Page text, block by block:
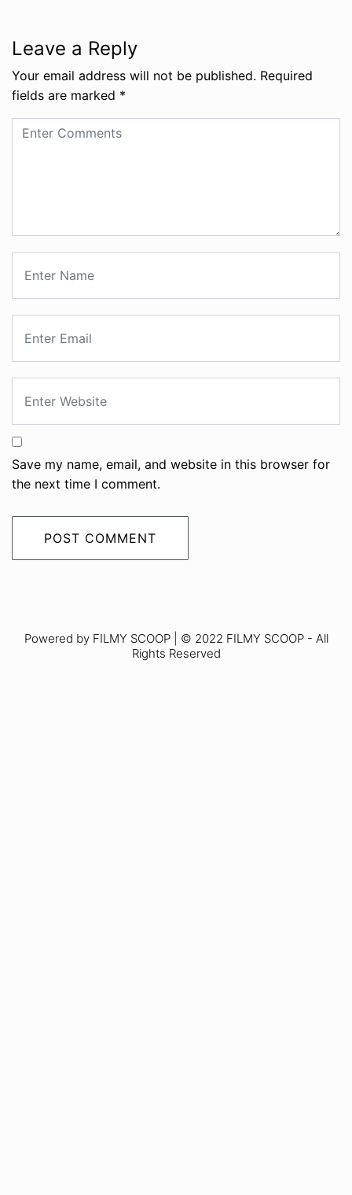
Leave a Reply
Your email address will not be published. Required
fields are marked *
Save my name, email, and website in this browser for
the next time I comment.
Powered by FILMY SCOOP | © 2022 FILMY SCOOP - All
Rights Reserved